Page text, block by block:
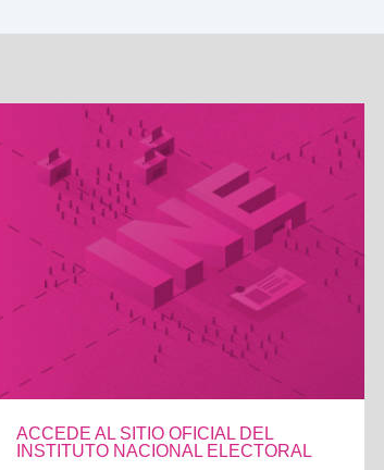
ACCEDE AL SITIO OFICIAL DEL
INSTITUTO NACIONAL ELECTORAL